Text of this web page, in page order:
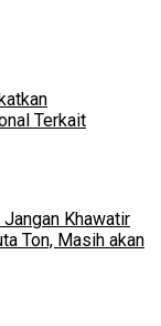
Terkait
Jangan Khawatir
Ton, Masih akan